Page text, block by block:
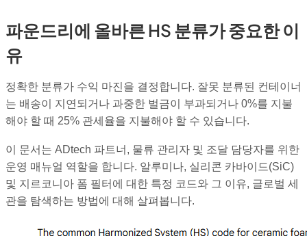
파운드리에 올바른 HS 분류가 중요한 이
유
정확한 분류가 수익 마진을 결정합니다. 잘못 분류된 컨테이너
는 배송이 지연되거나 과중한 벌금이 부과되거나 0%를 지불
해야 할 때 25% 관세율을 지불해야 할 수 있습니다.
이 문서는 ADtech 파트너, 물류 관리자 및 조달 담당자를 위한
운영 매뉴얼 역할을 합니다. 알루미나, 실리콘 카바이드(SiC)
및 지르코니아 폼 필터에 대한 특정 코드와 그 이유, 글로벌 세
관을 탐색하는 방법에 대해 살펴봅니다.